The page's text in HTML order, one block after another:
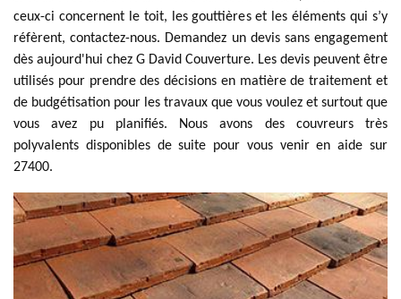
ceux-ci concernent le toit, les gouttières et les éléments qui s’y
réfèrent, contactez-nous. Demandez un devis sans engagement
dès aujourd'hui chez G David Couverture. Les devis peuvent être
utilisés pour prendre des décisions en matière de traitement et
de budgétisation pour les travaux que vous voulez et surtout que
vous avez pu planifiés. Nous avons des couvreurs très
polyvalents disponibles de suite pour vous venir en aide sur
27400.